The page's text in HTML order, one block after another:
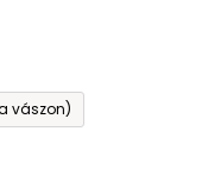
vászon)